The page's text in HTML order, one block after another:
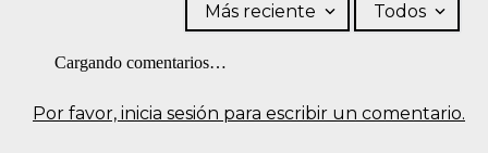
Por favor, inicia sesión para escribir un comentario.
Más reciente Todos
Cargando comentarios…